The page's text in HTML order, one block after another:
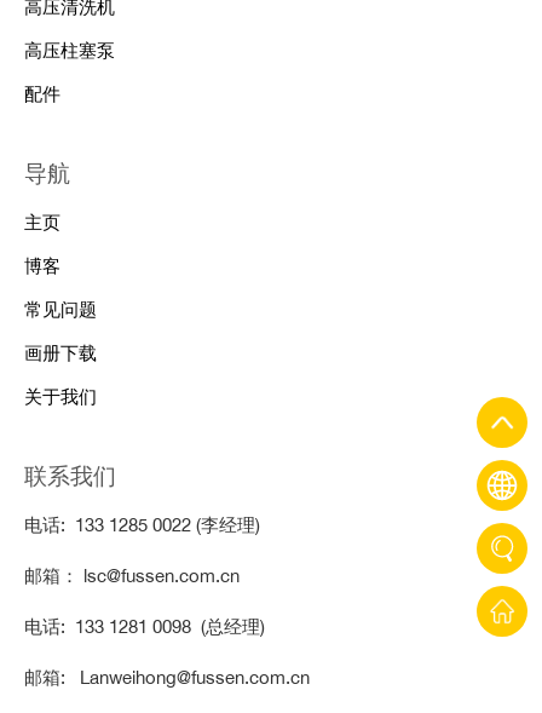
高压清洗机
高压柱塞泵
配件
导航
主页
博客
常见问题
画册下载
关于我们
联系我们
电话: 133 1285 0022 (李经理)
邮箱： lsc@fussen.com.cn
电话: 133 1281 0098 (总经理)
邮箱: Lanweihong@fussen.com.cn